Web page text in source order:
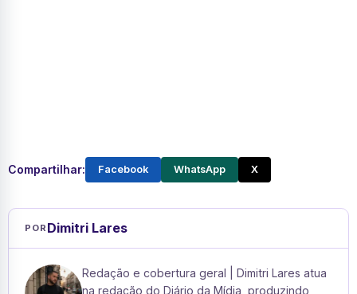
Compartilhar: Facebook WhatsApp X
POR Dimitri Lares
Redação e cobertura geral | Dimitri Lares atua
na redação do Diário da Mídia, produzindo